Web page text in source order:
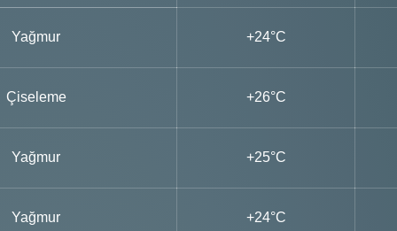
Yağmur +24°C
Çiseleme +26°C
Yağmur +25°C
Yağmur +24°C